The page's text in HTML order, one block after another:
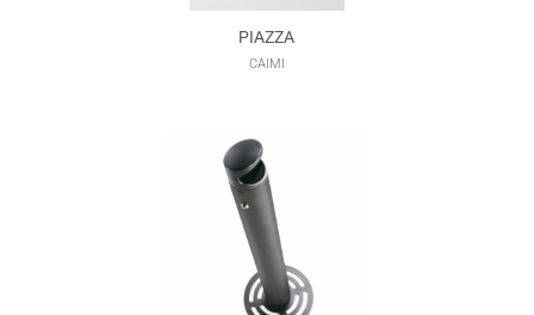
PIAZZA
CAIMI